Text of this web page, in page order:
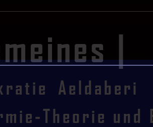
|
Aeldaberi
Theorie und